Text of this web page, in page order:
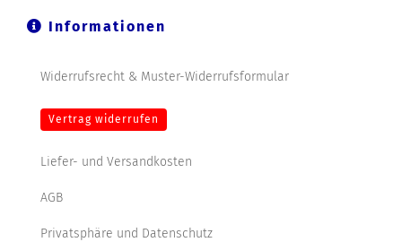
Informationen
Widerrufsrecht & Muster-Widerrufsformular
Vertrag widerrufen
Liefer- und Versandkosten
AGB
Privatsphäre und Datenschutz